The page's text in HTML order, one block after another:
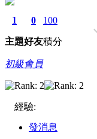
1
主題
0
好友
100
積分
初級會員
經驗:
發消息